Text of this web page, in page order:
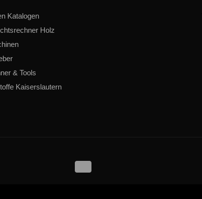
Katalogen
Holz
& Tools
Kaiserslautern